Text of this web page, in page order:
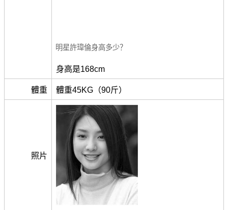
明星許瑋倫身高多少？
身高是168cm
體重 體重45KG（90斤）
照片